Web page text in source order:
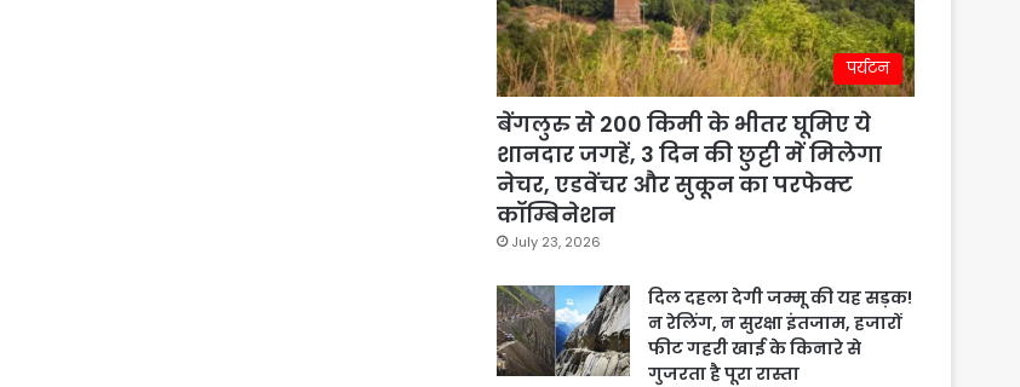
पर्यटन
बेंगलुरु से 200 किमी के भीतर घूमिए ये
शानदार जगहें, 3 दिन की छुट्टी में मिलेगा
नेचर, एडवेंचर और सुकून का परफेक्ट
कॉम्बिनेशन
July 23, 2026
दिल दहला देगी जम्मू की यह सड़क!
न रेलिंग, न सुरक्षा इंतजाम, हजारों
फीट गहरी खाई के किनारे से
गुजरता है पूरा रास्ता